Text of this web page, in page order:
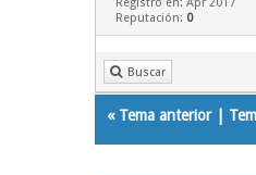
Reputación: 0
Buscar
« Tema anterior|